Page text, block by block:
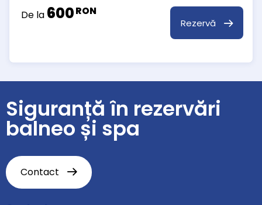
De la 600RON
Rezervă
Siguranță în rezervări
balneo și spa
Contact